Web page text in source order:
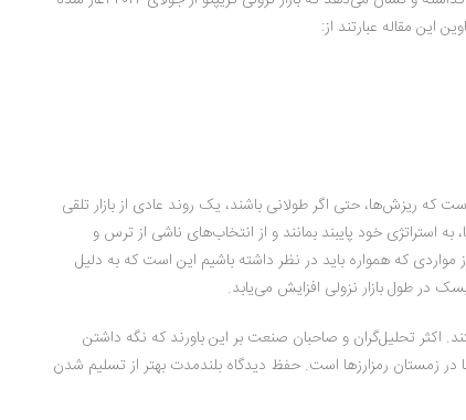
این مقاله عبارتند از:
که ریزش‌ها، حتی اگر طولانی باشند، یک روند عادی از بازار تلقی
استراتژی خود پایبند بمانند و از انتخاب‌های ناشی از ترس و
که همواره باید در نظر داشته باشیم این است که به دلیل
در طول بازار نزولی افزایش می‌یابد.
اکثر تحلیل‌گران و صاحبان صنعت بر این باورند که نگه داشتن
در زمستان رمز‌ارز‌ها است. حفظ دیدگاه بلندمدت بهتر از تسلیم شدن